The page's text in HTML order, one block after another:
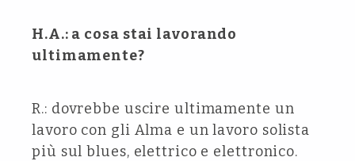
H.A.: a cosa stai lavorando
ultimamente?
R.: dovrebbe uscire ultimamente un
lavoro con gli Alma e un lavoro solista
più sul blues, elettrico e elettronico.